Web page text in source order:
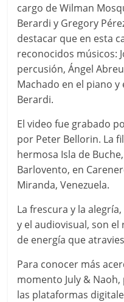
cargo de Wilman
Berardi y Gregory
destacar que en esta
reconocidos músicos:
percusión, Ángel
Machado en el piano y
Berardi.
El video fue grabado
por Peter Bellorin. La
hermosa Isla de
Barlovento, en
Miranda, Venezuela.
La frescura y la
y el audiovisual, son
de energía que
Para conocer más
momento July &
las plataformas